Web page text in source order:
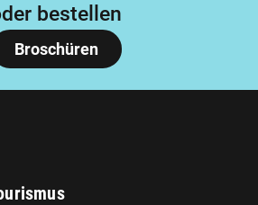
bestellen
Broschüren